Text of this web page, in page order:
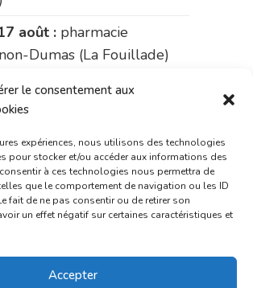
le consentement aux
expériences, nous utilisons des technologies
pour stocker et/ou accéder aux informations des
à ces technologies nous permettra de
que le comportement de navigation ou les ID
fait de ne pas consentir ou de retirer son
un effet négatif sur certaines caractéristiques et
Accepter
août : pharmacie
Dumas (La Fouillade)
17 au 21 août :pharmacie
(Laguépie)
au 28 août :pharmacie
(place de la République)
au 31 août :pharmacie
(rue Saint-Jacques)
août au 4 septembre :
Charignon-Dumas (La